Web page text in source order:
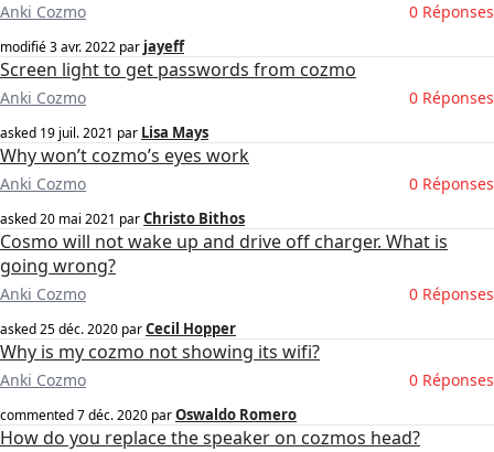
Anki Cozmo 0 Réponses
modifié3 avr. 2022 par jayeff
Screen light to get passwords from cozmo
Anki Cozmo 0 Réponses
asked 19 juil. 2021 par Lisa Mays
Why won’t cozmo’s eyes work
Anki Cozmo 0 Réponses
asked20 mai 2021 parChristo Bithos
Cosmo will not wake up and drive off charger. What is
going wrong?
Anki Cozmo 0 Réponses
asked25 déc. 2020 parCecil Hopper
Why is my cozmo not showing its wifi?
Anki Cozmo 0 Réponses
commented7 déc. 2020 parOswaldo Romero
How do you replace the speaker on cozmos head?